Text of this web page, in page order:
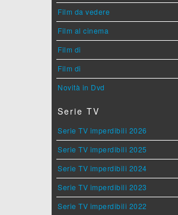
Film da vedere
Film al cinema
Film di
Film di
Novità in Dvd
Serie TV
Serie TV imperdibili 2026
Serie TV imperdibili 2025
Serie TV imperdibili 2024
Serie TV imperdibili 2023
Serie TV imperdibili 2022